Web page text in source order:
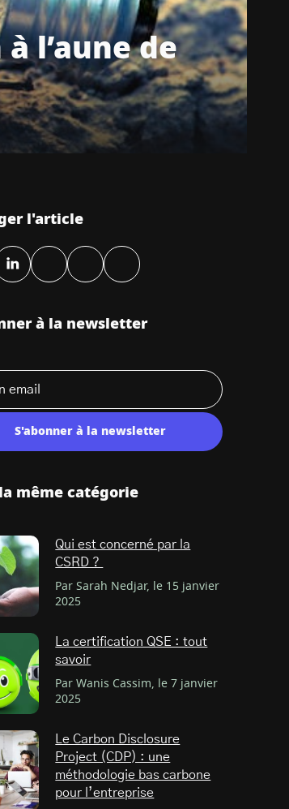
l’aune de
l'article
à la newsletter
S'abonner à la newsletter
la même catégorie
Qui est concerné par la
CSRD ?
Par Sarah Nedjar, le 15 janvier
2025
La certification QSE : tout
savoir
Par Wanis Cassim, le 7 janvier
2025
Le Carbon Disclosure
Project (CDP) : une
méthodologie bas carbone
pour l’entreprise